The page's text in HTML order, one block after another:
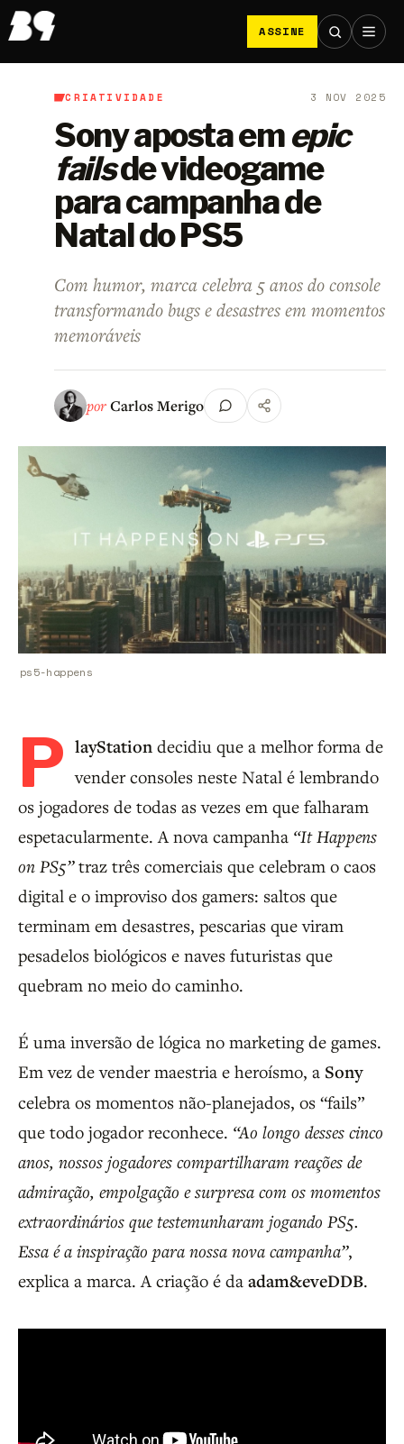
ASSINE
B9/Criatividade
CRIATIVIDADE 3 NOV 2025
Sony aposta emepic
failsde videogame
para campanha de
Natal do PS5
Com humor, marca celebra 5 anos do console
transformando bugs e desastres em momentos
memoráveis
porCarlos Merigo
ps5-happens
P layStation decidiu que a melhor forma de
vender consoles neste Natal é lembrando
os jogadores de todas as vezes em que falharam
espetacularmente. A nova campanha “It Happens
on PS5”traz três comerciais que celebram o caos
digital e o improviso dos gamers: saltos que
terminam em desastres, pescarias que viram
pesadelos biológicos e naves futuristas que
quebram no meio do caminho.
É uma inversão de lógica no marketing de games.
Em vez de vender maestria e heroísmo, a Sony
celebra os momentos não-planejados, os “fails”
que todo jogador reconhece. “Ao longo desses cinco
anos, nossos jogadores compartilharam reações de
admiração, empolgação e surpresa com os momentos
extraordinários que testemunharam jogando PS5.
Essa é a inspiração para nossa nova campanha”,
explica a marca. A criação é da adam&eveDDB.